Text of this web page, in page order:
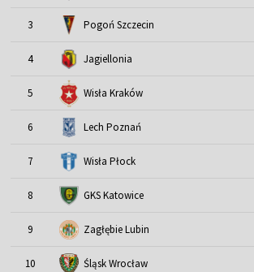
3 Pogoń Szczecin
4 Jagiellonia
5 Wisła Kraków
6 Lech Poznań
7 Wisła Płock
8 GKS Katowice
9 Zagłębie Lubin
10 Śląsk Wrocław